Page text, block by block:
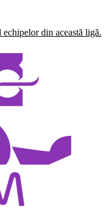
din această ligă.